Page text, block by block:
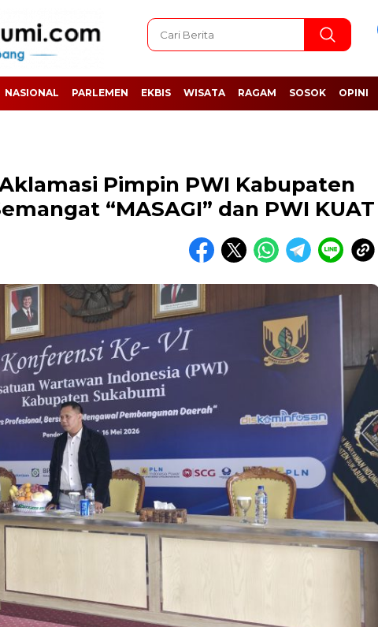
NASIONAL PARLEMEN EKBIS WISATA RAGAM SOSOK OPINI
Pimpin PWI Kabupaten
“MASAGI” dan PWI KUAT